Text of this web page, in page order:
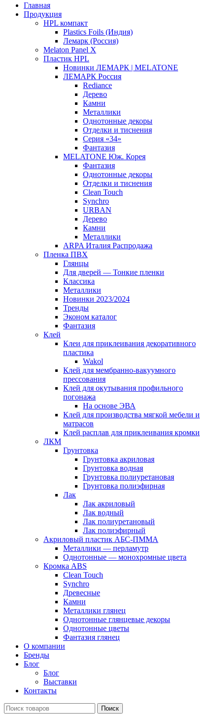
Главная
Продукция
HPL компакт
Plastics Foils (Индия)
Лемарк (Россия)
Melaton Panel X
Пластик HPL
Новинки ЛЕМАРК | MELATONE
ЛЕМАРК Россия
Rediance
Дерево
Камни
Металлики
Однотонные декоры
Отделки и тиснения
Серия «34»
Фантазия
MELATONE Юж. Корея
Фантазия
Однотонные декоры
Отделки и тиснения
Clean Touch
Synchro
URBAN
Дерево
Камни
Металлики
ARPA Италия Распродажа
Пленка ПВХ
Глянцы
Для дверей — Тонкие пленки
Классика
Металлики
Новинки 2023/2024
Тренды
Эконом каталог
Фантазия
Клей
Клеи для приклеивания декоративного
пластика
Wakol
Клей для мембранно-вакуумного
прессования
Клей для окутывания профильного
погонажа
На основе ЭВА
Клей для производства мягкой мебели и
матрасов
Клей расплав для приклеивания кромки
ЛКМ
Грунтовка
Грунтовка акриловая
Грунтовка водная
Грунтовка полиуретановая
Грунтовка полиэфирная
Лак
Лак акриловый
Лак водный
Лак полиуретановый
Лак полиэфирный
Акриловый пластик АБС-ПММА
Металлики — перламутр
Однотонные — монохромные цвета
Кромка ABS
Clean Touch
Synchro
Древесные
Камни
Металлики глянец
Однотонные глянцевые декоры
Однотонные цветы
Фантазия глянец
О компании
Бренды
Блог
Блог
Выставки
Контакты
Поиск